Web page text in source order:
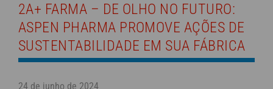
2A+ FARMA – DE OLHO NO FUTURO:
ASPEN PHARMA PROMOVE AÇÕES DE
SUSTENTABILIDADE EM SUA FÁBRICA
24 de junho de 2024